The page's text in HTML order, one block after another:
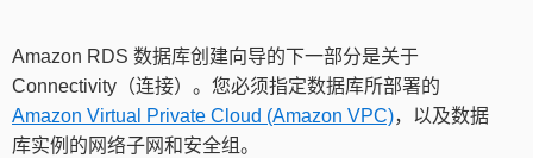
Amazon RDS 数据库创建向导的下一部分是关于
Connectivity（连接）。您必须指定数据库所部署的
Amazon Virtual Private Cloud (Amazon VPC)，以及数据
库实例的网络子网和安全组。